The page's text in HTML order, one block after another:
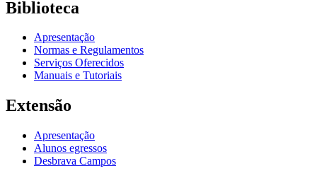
Biblioteca
Apresentação
Normas e Regulamentos
Serviços Oferecidos
Manuais e Tutoriais
Extensão
Apresentação
Alunos egressos
Desbrava Campos